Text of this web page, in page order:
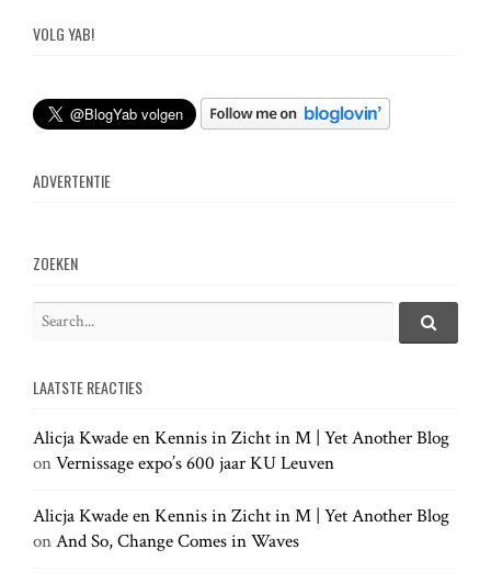
VOLG YAB!
ADVERTENTIE
ZOEKEN
r
h
f
r
:
S
h
LAATSTE REACTIES
Alicja Kwade en Kennis in Zicht in M | Yet Another Blog
onVernissage expo’s 600 jaar KU Leuven
Alicja Kwade en Kennis in Zicht in M | Yet Another Blog
onAnd So, Change Comes in Waves